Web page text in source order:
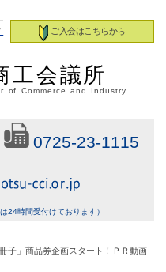
ご入会はこちらから
工会議所
of Commerce and Industry
0725-23-1115
24時間受付けております）
子」商品券企画スタート！ＰＲ動画